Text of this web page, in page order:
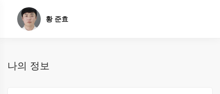
황 준효
나의 정보